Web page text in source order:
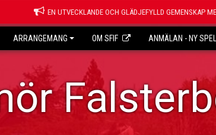
EN UTVECKLANDE OCH GLÄDJEFYLLD GEMENSKAP
ARRANGEMANG OM SFIF ANMÄLAN - NY